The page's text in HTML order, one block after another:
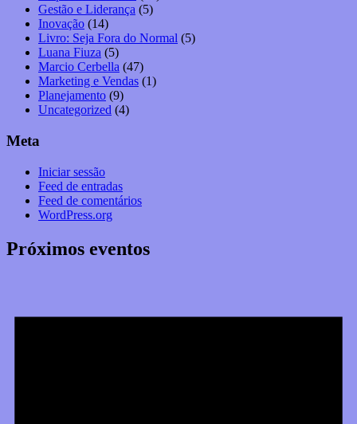
Gestão e Liderança (5)
Inovação (14)
Livro: Seja Fora do Normal (5)
Luana Fiuza (5)
Marcio Cerbella (47)
Marketing e Vendas (1)
Planejamento (9)
Uncategorized (4)
Meta
Iniciar sessão
Feed de entradas
Feed de comentários
WordPress.org
Próximos eventos